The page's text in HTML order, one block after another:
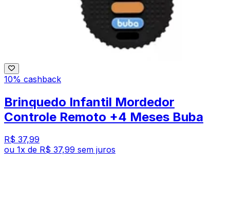
10% cashback
Brinquedo Infantil Mordedor
Controle Remoto +4 Meses Buba
R$ 37,99
ou 1x de R$ 37,99 sem juros